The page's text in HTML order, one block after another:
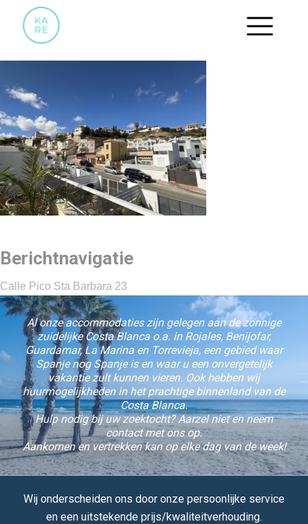
Berichtnavigatie
Calle Pico Sta Barbara 23
Al onze accommodaties zijn gelegen aan de zonnige
zuidelijke Costa Blanca o.a. in Rojales, Benijofar,
Guardamar, La Marina en Torrevieja, een gebied waar
Spanje nog Spanje is en waar u een onvergetelijk
vakantie zult kunnen vieren. Ook hebben wij
huurmogelijkheden in het prachtige binnenland van de
Costa Blanca.
Hulp nodig bij uw zoektocht? Aarzel niet en neem
contact met ons op.
Aankomen en vertrekken kan op elke dag van de week!
Wij onderscheiden ons door onze persoonlijke service
en een uitstekende prijs/kwaliteitverhouding.